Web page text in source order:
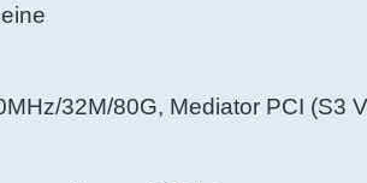
32M/80G, Mediator PCI (S3